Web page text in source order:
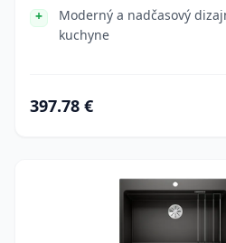
Moderný a nadčasový
kuchyne
397.78 €